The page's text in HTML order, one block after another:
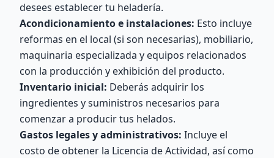
desees establecer tu heladería.
Acondicionamiento e instalaciones: Esto incluye
reformas en el local (si son necesarias), mobiliario,
maquinaria especializada y equipos relacionados
con la producción y exhibición del producto.
Inventario inicial: Deberás adquirir los
ingredientes y suministros necesarios para
comenzar a producir tus helados.
Gastos legales y administrativos: Incluye el
costo de obtener la Licencia de Actividad, así como